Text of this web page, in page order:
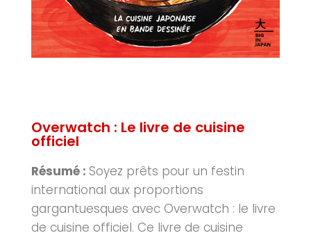
Overwatch : Le livre de cuisine
officiel
Résumé : Soyez prêts pour un festin
international aux proportions
gargantuesques avec Overwatch : le livre
de cuisine officiel. Ce livre de cuisine